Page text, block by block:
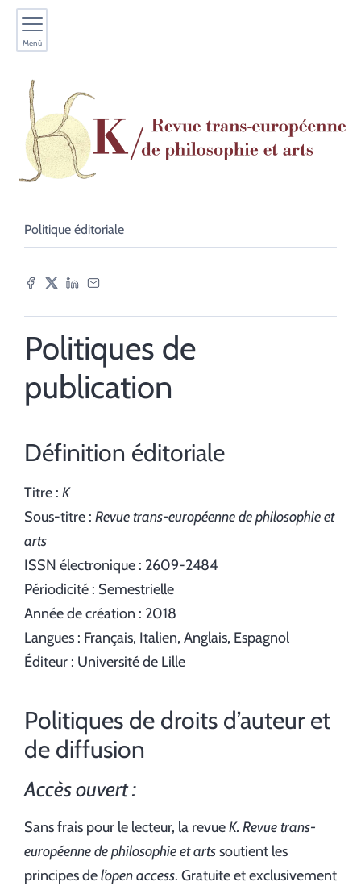
Menù
Politique éditoriale
Politiques de
publication
Définition éditoriale
Titre : K
Sous-titre : Revue trans-européenne de philosophie et
arts
ISSN électronique : 2609-2484
Périodicité : Semestrielle
Année de création : 2018
Langues : Français, Italien, Anglais, Espagnol
Éditeur : Université de Lille
Politiques de droits d’auteur et
de diffusion
Accès ouvert :
Sans frais pour le lecteur, la revueK. Revue trans-
européenne de philosophie et artssoutient les
principes del’open access. Gratuite et exclusivement